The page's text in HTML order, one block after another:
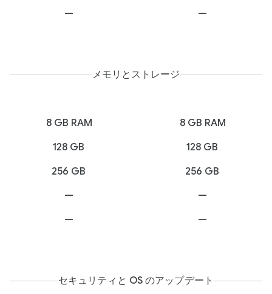
— —
メモリとストレージ
8 GB RAM
8 GB RAM
128 GB
128 GB
256 GB
256 GB
—
—
—
—
セキュリティと OS のアップデート